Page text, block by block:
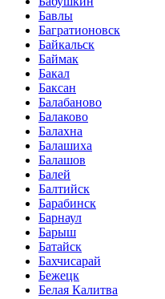
Бавлы
Багратионовск
Байкальск
Баймак
Бакал
Баксан
Балабаново
Балаково
Балахна
Балашиха
Балашов
Балей
Балтийск
Барабинск
Барнаул
Барыш
Батайск
Бахчисарай
Бежецк
Белая Калитва